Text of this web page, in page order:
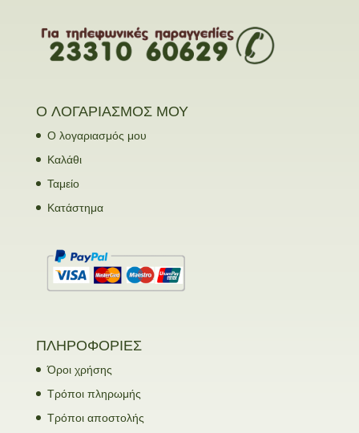
Ο ΛΟΓΑΡΙΑΣΜΟΣ ΜΟΥ
Ο λογαριασμός μου
Καλάθι
Ταμείο
Κατάστημα
ΠΛΗΡΟΦΟΡΙΕΣ
Όροι χρήσης
Τρόποι πληρωμής
Τρόποι αποστολής